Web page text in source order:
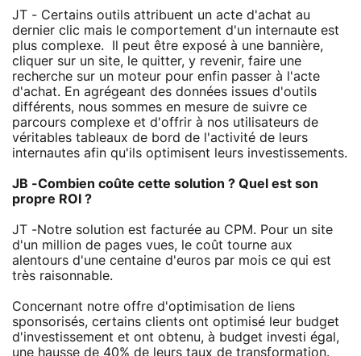
JT - Certains outils attribuent un acte d'achat au
dernier clic mais le comportement d'un internaute est
plus complexe. Il peut être exposé à une bannière,
cliquer sur un site, le quitter, y revenir, faire une
recherche sur un moteur pour enfin passer à l'acte
d'achat. En agrégeant des données issues d'outils
différents, nous sommes en mesure de suivre ce
parcours complexe et d'offrir à nos utilisateurs de
véritables tableaux de bord de l'activité de leurs
internautes afin qu'ils optimisent leurs investissements.
JB -Combien coûte cette solution ? Quel est son
propre ROI ?
JT -Notre solution est facturée au CPM. Pour un site
d'un million de pages vues, le coût tourne aux
alentours d'une centaine d'euros par mois ce qui est
très raisonnable.
Concernant notre offre d'optimisation de liens
sponsorisés, certains clients ont optimisé leur budget
d'investissement et ont obtenu, à budget investi égal,
une hausse de 40% de leurs taux de transformation.